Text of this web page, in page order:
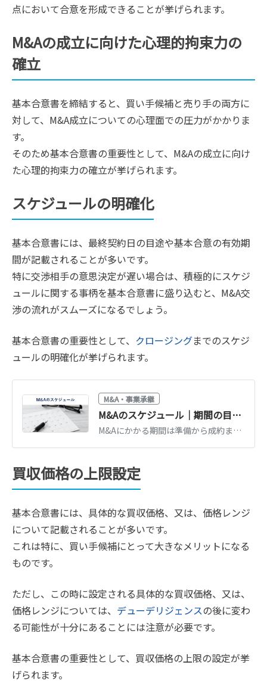
点において合意を形成できることが挙げられます。
M&Aの成立に向けた心理的拘束力の
確立
基本合意書を締結すると、買い手候補と売り手の両方に
対して、M&A成立についての心理面での圧力がかかりま
す。
そのため基本合意書の重要性として、M&Aの成立に向け
た心理的拘束力の確立が挙げられます。
スケジュールの明確化
基本合意書には、最終契約日の目途や基本合意の有効期
間が記載されることが多いです。
特に交渉相手の意思決定が遅い場合は、積極的にスケジ
ュールに関する事柄を基本合意書に盛り込むと、M&A交
渉の流れがスムーズになるでしょう。
基本合意書の重要性として、 クロージングまでのスケジ
ュールの明確化が挙げられます。
M&A・事業承継
M&Aのスケジュール｜期間の目安と手続きの流れを段階別に解説
M&Aにかかる期間は準備から成約まで6カ月〜1年が目安です。検討・マッチング・交渉・DD・契約の段階別スケジュールと、期間を短縮するポイントを解説します。
買収価格の上限設定
基本合意書には、具体的な買収価格、又は、価格レンジ
について記載されることが多いです。
これは特に、買い手候補にとって大きなメリットになる
ものです。
ただし、この時に設定される具体的な買収価格、又は、
価格レンジについては、 デューデリジェンスの後に変わ
る可能性が十分にあることには注意が必要です。
基本合意書の重要性として、買収価格の上限の設定が挙
げられます。